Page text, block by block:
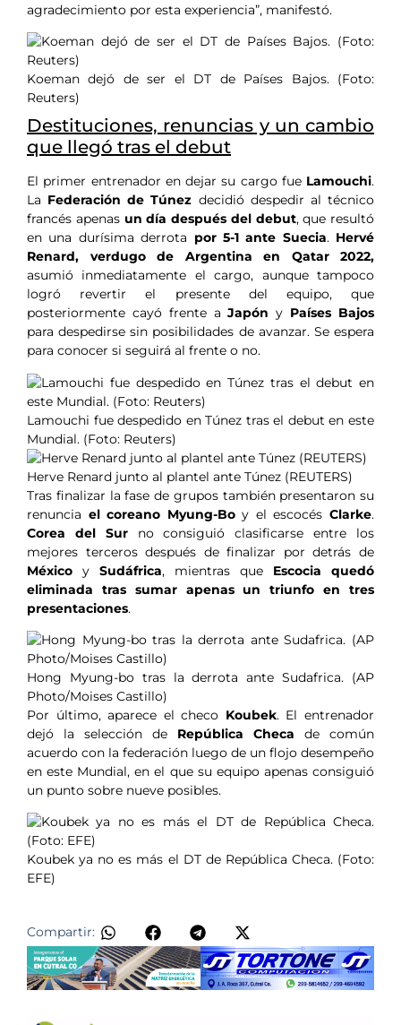
agradecimiento por esta experiencia”, manifestó.
Koeman dejó de ser el DT de Países Bajos. (Foto:
Reuters)
Destituciones, renuncias y un cambio
que llegó tras el debut
El primer entrenador en dejar su cargo fue Lamouchi.
La Federación de Túnez decidió despedir al técnico
francés apenas un día después del debut, que resultó
en una durísima derrota por 5-1 ante Suecia. Hervé
Renard, verdugo de Argentina en Qatar 2022,
asumió inmediatamente el cargo, aunque tampoco
logró revertir el presente del equipo, que
posteriormente cayó frente aJapón y Países Bajos
para despedirse sin posibilidades de avanzar. Se espera
para conocer si seguirá al frente o no.
Lamouchi fue despedido en Túnez tras el debut en este
Mundial. (Foto: Reuters)
Herve Renard junto al plantel ante Túnez (REUTERS)
Tras finalizar la fase de grupos también presentaron su
renuncia el coreano Myung-Boy el escocésClarke.
Corea del Surno consiguió clasificarse entre los
mejores terceros después de finalizar por detrás de
México y Sudáfrica, mientras que Escocia quedó
eliminada tras sumar apenas un triunfo en tres
presentaciones.
Hong Myung-bo tras la derrota ante Sudafrica. (AP
Photo/Moises Castillo)
Por último, aparece el checo Koubek. El entrenador
dejó la selección de República Checa de común
acuerdo con la federación luego de un flojo desempeño
en este Mundial, en el que su equipo apenas consiguió
un punto sobre nueve posibles.
Koubek ya no es más el DT de República Checa. (Foto:
EFE)
Compartir: